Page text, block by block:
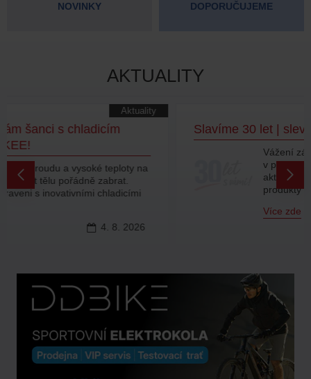
NOVINKY DOPORUČUJEME
AKTUALITY
Slavíme 30 let | sleva 30 % – 5. AKCE!
2026
Vážení zákazníci, dnes pro vás odkrýváme
v pořadí už pátou akční nabídku! Do
aktuálního výběru jsme zařadili další
produkty z na..